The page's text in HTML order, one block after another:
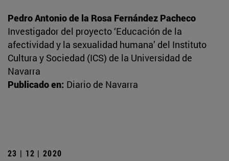
Pedro Antonio de la Rosa Fernández Pacheco
Investigador del proyecto ‘Educación de la
afectividad y la sexualidad humana’ del Instituto
Cultura y Sociedad (ICS) de la Universidad de
Navarra
Publicado en: Diario de Navarra
23 | 12 | 2020